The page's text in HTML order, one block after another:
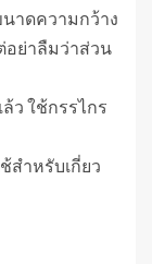
าดความกว้าง
อย่าลืมว่าส่วน
ว ใช้กรรไกร
สำหรับเกี่ยว